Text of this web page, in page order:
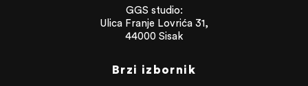
GGS studio:
Ulica Franje Lovrića 31,
44000 Sisak
Brzi izbornik